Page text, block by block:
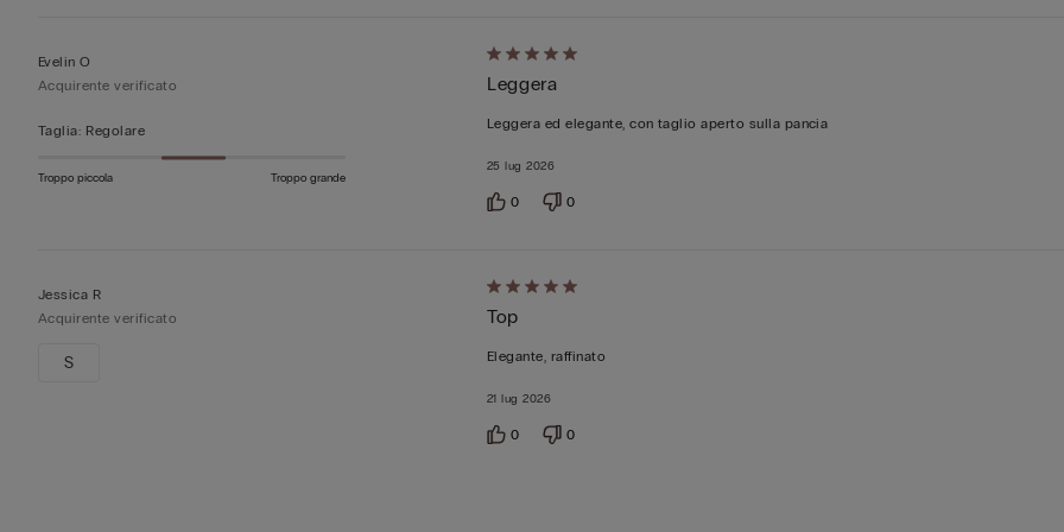
Evelin O
Acquirente verificato
Taglia: Regolare
Troppo piccola Troppo grande
Valutato
5
su
Leggera
Leggera ed elegante, con taglio aperto sulla pancia
25 lug 2026
0 0
Jessica R
Acquirente verificato
S
Valutato
5
su
Top
Elegante, raffinato
21 lug 2026
0 0